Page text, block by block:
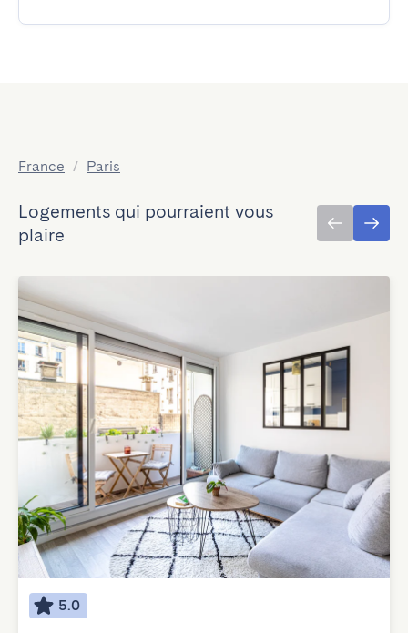
France / Paris
Logements qui pourraient vous
plaire
5.0